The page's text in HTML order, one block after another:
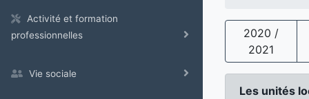
Activité et formation
professionnelles
Vie sociale
2020 /
2021
Les unités